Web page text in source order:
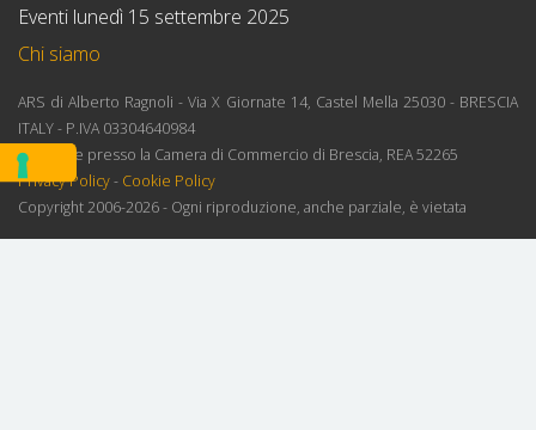
Eventi lunedì 15 settembre 2025
Chi siamo
ARS di Alberto Ragnoli - Via X Giornate 14, Castel Mella 25030 - BRESCIA
ITALY - P.IVA 03304640984
Iscrizione presso la Camera di Commercio di Brescia, REA 52265
Privacy Policy- Cookie Policy
Copyright 2006-2026 - Ogni riproduzione, anche parziale, è vietata